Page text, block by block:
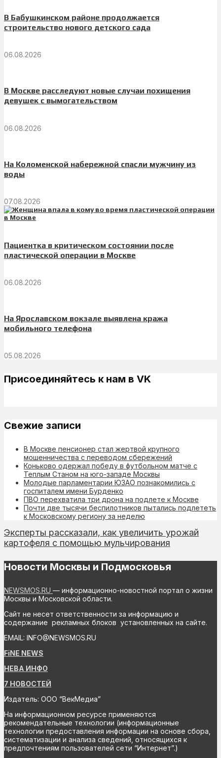
В Бабушкинском районе продолжается
строительство нового детского сада
06.08.2026
В Москве расследуют новые случаи похищения
девушек с вымогательством
06.08.2026
На Коломенской набережной спасли мужчину из
воды
07.08.2026
Пациентка в критическом состоянии после
пластической операции в Москве
06.08.2026
На Ярославском вокзале выявлена кража
мобильного телефона
05.08.2026
Присоединяйтесь к нам в VK
Свежие записи
В Москве пенсионер стал жертвой крупного
мошенничества с переводом сбережений
Коньково одержал победу в футбольном матче с
Теплым Станом на юго-западе Москвы
Молодые парламентарии ЮЗАО познакомились с
госпиталем имени Бурденко
ПВО перехватила три дрона на подлете к Москве
Почти две тысячи беспилотников пытались подлететь
к Московскому региону за неделю
Эксперты рассказали, как увеличить урожай
картофеля с помощью мульчирования
Новости Москвы и Подмосковья
NEWSMOS.RU — информационно-новостной портал о жизни
Москвы и Московской области.
Сайт не несет ответственности за информацию и
содержание рекламных блоков установленных на сайте.
EMAIL: INFO@NEWSMOS.RU
FiNE NEWS
НЕВА ИНФО
7 НОВОСТЕЙ
Издатель: ООО “ВекМедиа”
На информационном ресурсе применяются
рекомендательные технологии (информационные
технологии предоставления информации на основе сбора,
систематизации и анализа сведений, относящихся к
предпочтениям пользователей сети “Интернет”.)